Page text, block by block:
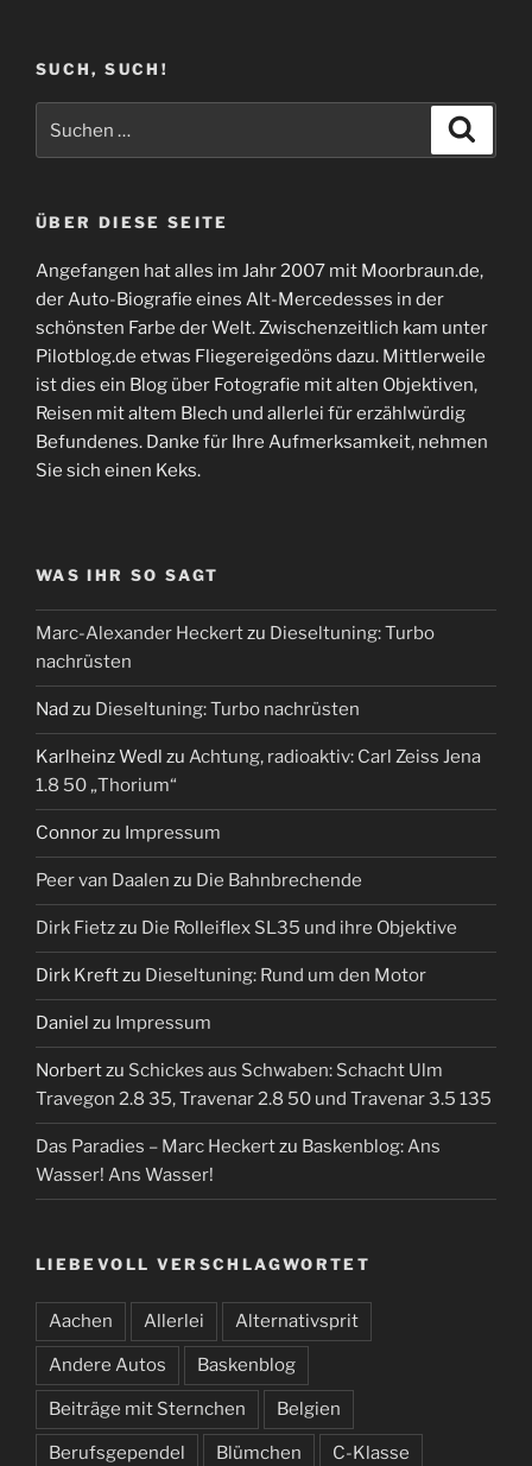
SUCH, SUCH!
ÜBER DIESE SEITE
Angefangen hat alles im Jahr 2007 mit Moorbraun.de,
der Auto-Biografie eines Alt-Mercedesses in der
schönsten Farbe der Welt. Zwischenzeitlich kam unter
Pilotblog.de etwas Fliegereigedöns dazu. Mittlerweile
ist dies ein Blog über Fotografie mit alten Objektiven,
Reisen mit altem Blech und allerlei für erzählwürdig
Befundenes. Danke für Ihre Aufmerksamkeit, nehmen
Sie sich einen Keks.
WAS IHR SO SAGT
Marc-Alexander Heckertzu Dieseltuning: Turbo
nachrüsten
Nad zu Dieseltuning: Turbo nachrüsten
Karlheinz Wedl zu Achtung, radioaktiv: Carl Zeiss Jena
1.8 50 „Thorium“
Connorzu Impressum
Peer van Daalen zu Die Bahnbrechende
Dirk Fietzzu Die Rolleiflex SL35 und ihre Objektive
Dirk Kreftzu Dieseltuning: Rund um den Motor
Daniel zu Impressum
Norbertzu Schickes aus Schwaben: Schacht Ulm
Travegon 2.8 35, Travenar 2.8 50 und Travenar 3.5 135
Das Paradies – Marc Heckertzu Baskenblog: Ans
Wasser! Ans Wasser!
LIEBEVOLL VERSCHLAGWORTET
Aachen Allerlei Alternativsprit
Andere Autos Baskenblog
Beiträge mit Sternchen Belgien
Berufsgependel Blümchen C-Klasse